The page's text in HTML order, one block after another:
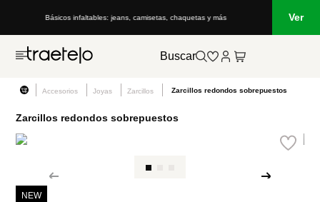
Básicos infaltables: jeans, camisetas, chaquetas y más Ver
Buscar
Accesorios Joyas Zarcillos Zarcillos redondos sobrepuestos
Zarcillos redondos sobrepuestos
NEW